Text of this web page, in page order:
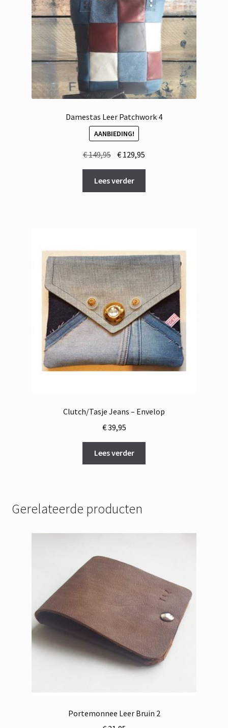
Damestas Leer Patchwork 4
AANBIEDING!
€149,95 Oorspronkelijke
was:
€ 149,95.
€ 129,95
€ 129,95.
Lees verder
Clutch/Tasje Jeans – Envelop
€39,95
Lees verder
Gerelateerde producten
Portemonnee Leer Bruin 2